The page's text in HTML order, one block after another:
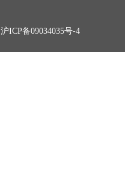
沪ICP备09034035号-4